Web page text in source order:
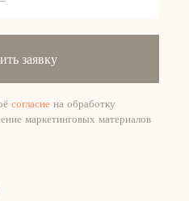
заявку
согласиена обработку
маркетинговых материалов